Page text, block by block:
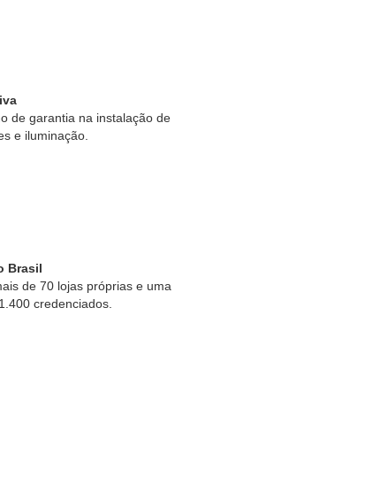
de garantia na instalação de
e iluminação.
Brasil
de 70 lojas próprias e uma
credenciados.